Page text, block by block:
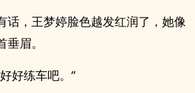
话，王梦婷脸色越发红润了，她像
眉。
好练车吧。”